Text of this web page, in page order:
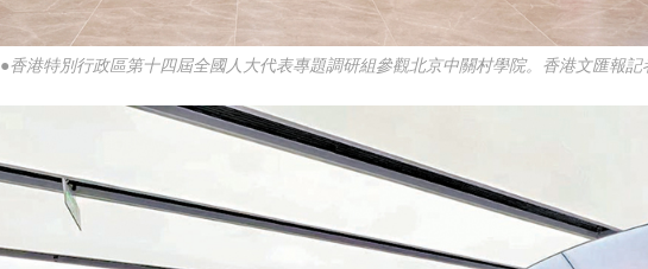
●香港特別行政區第十四屆全國人大代表專題調研組參觀北京中關村學院。香港文匯報記